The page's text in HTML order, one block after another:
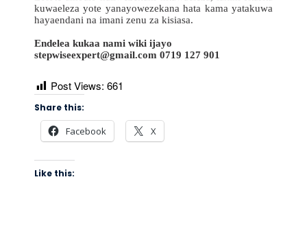
kuwaeleza yote yanayowezekana hata kama yatakuwa
hayaendani na imani zenu za kisiasa.
Endelea kukaa nami wiki ijayo
stepwiseexpert@gmail.com 0719 127 901
Post Views: 661
Share this:
Facebook X
Like this: